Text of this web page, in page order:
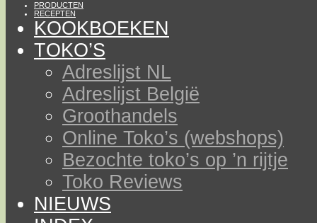
PRODUCTEN
RECEPTEN
KOOKBOEKEN
TOKO’S
Adreslijst NL
Adreslijst België
Groothandels
Online Toko’s (webshops)
Bezochte toko’s op ’n rijtje
Toko Reviews
NIEUWS